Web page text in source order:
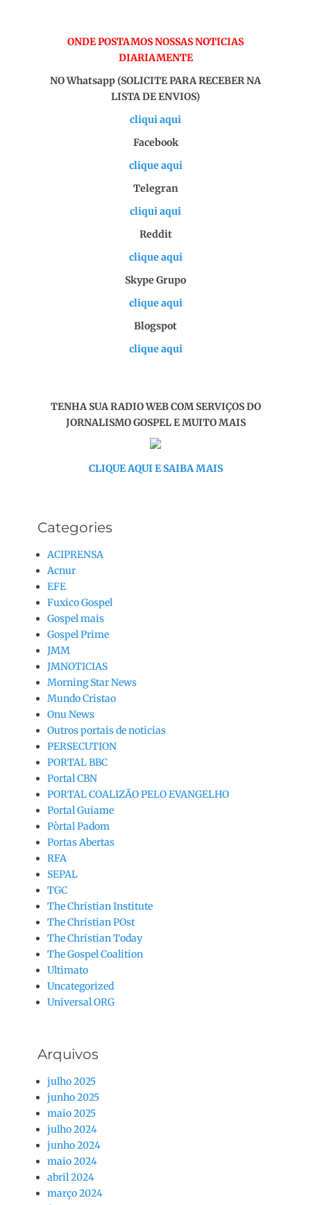
ONDE POSTAMOS NOSSAS NOTICIAS
DIARIAMENTE
NO Whatsapp (SOLICITE PARA RECEBER NA
LISTA DE ENVIOS)
cliqui aqui
Facebook
clique aqui
Telegran
cliqui aqui
Reddit
clique aqui
Skype Grupo
clique aqui
Blogspot
clique aqui
TENHA SUA RADIO WEB COM SERVIÇOS DO
JORNALISMO GOSPEL E MUITO MAIS
CLIQUE AQUI E SAIBA MAIS
Categories
ACIPRENSA
Acnur
EFE
Fuxico Gospel
Gospel mais
Gospel Prime
JMM
JMNOTICIAS
Morning Star News
Mundo Cristao
Onu News
Outros portais de noticias
PERSECUTION
PORTAL BBC
Portal CBN
PORTAL COALIZÃO PELO EVANGELHO
Portal Guiame
Pòrtal Padom
Portas Abertas
RFA
SEPAL
TGC
The Christian Institute
The Christian POst
The Christian Today
The Gospel Coalition
Ultimato
Uncategorized
Universal ORG
Arquivos
julho 2025
junho 2025
maio 2025
julho 2024
junho 2024
maio 2024
abril 2024
março 2024